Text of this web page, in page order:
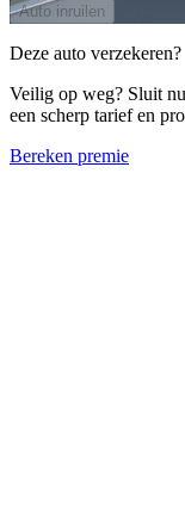
Auto inruilen
Deze auto verzekeren?
Veilig op weg? Sluit
een scherp tarief en
Bereken premie